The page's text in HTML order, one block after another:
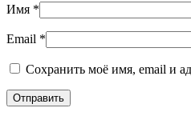
Имя *
Email *
Сохранить моё имя, email и